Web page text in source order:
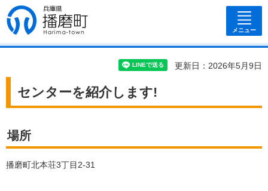
兵庫県 播磨
町
メニュー
更新日：2026年5月9日
センターを紹介します!
場所
播磨町北本荘3丁目2-31